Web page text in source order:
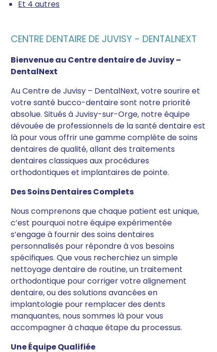
Et 4 autres
CENTRE DENTAIRE DE JUVISY - DENTALNEXT
Bienvenue au Centre dentaire de Juvisy –
DentalNext
Au Centre de Juvisy – DentalNext, votre sourire et
votre santé bucco-dentaire sont notre priorité
absolue. Situés à Juvisy-sur-Orge, notre équipe
dévouée de professionnels de la santé dentaire est
là pour vous offrir une gamme complète de soins
dentaires de qualité, allant des traitements
dentaires classiques aux procédures
orthodontiques et implantaires de pointe.
Des Soins Dentaires Complets
Nous comprenons que chaque patient est unique,
c’est pourquoi notre équipe expérimentée
s’engage à fournir des soins dentaires
personnalisés pour répondre à vos besoins
spécifiques. Que vous recherchiez un simple
nettoyage dentaire de routine, un traitement
orthodontique pour corriger votre alignement
dentaire, ou des solutions avancées en
implantologie pour remplacer des dents
manquantes, nous sommes là pour vous
accompagner à chaque étape du processus.
Une Équipe Qualifiée